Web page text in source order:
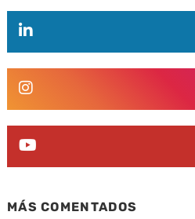
MÁS COMENTADOS